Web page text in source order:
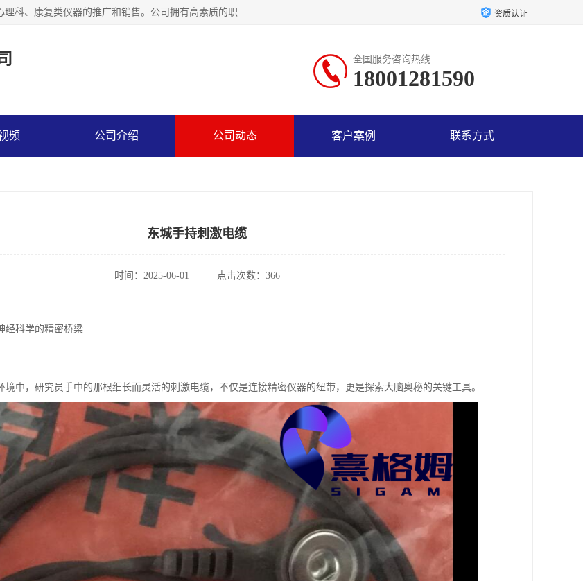
北京熹格姆医疗科技有限公司,主要致力于精神科、精神诊断分析仪、心理科、康复类仪器的推广和销售。公司拥有高素质的职工队伍和完善的服务体系,实行安装、调试、人员培训及售后保障一条龙服务,力求为精神、神经健康事业做岀应有的贡献，我们诚恳期待全国各医疗单位和经营公司与我们合作。 资质认证
全国服务咨询热线:
18001281590
频 公司介绍 公司动态 客户案例 联系方式
东城手持刺激电缆
时间：2025-06-01 点击次数：366
经科学的精密桥梁
境中，研究员手中的那根细长而灵活的刺激电缆，不仅是连接精密仪器的纽带，更是探索大脑奥秘的关键工具。